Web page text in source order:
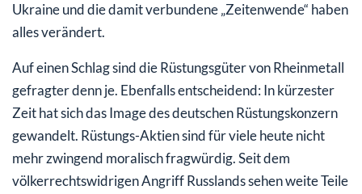
Ukraine und die damit verbundene „Zeitenwende“ haben
alles verändert.
Auf einen Schlag sind die Rüstungsgüter von Rheinmetall
gefragter denn je. Ebenfalls entscheidend: In kürzester
Zeit hat sich das Image des deutschen Rüstungskonzern
gewandelt. Rüstungs-Aktien sind für viele heute nicht
mehr zwingend moralisch fragwürdig. Seit dem
völkerrechtswidrigen Angriff Russlands sehen weite Teile